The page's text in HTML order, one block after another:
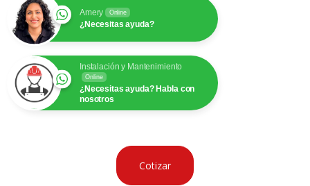
Amery Online
¿Necesitas ayuda?
Instalación y Mantenimiento
Online
¿Necesitas ayuda? Habla con
nosotros
Cotizar